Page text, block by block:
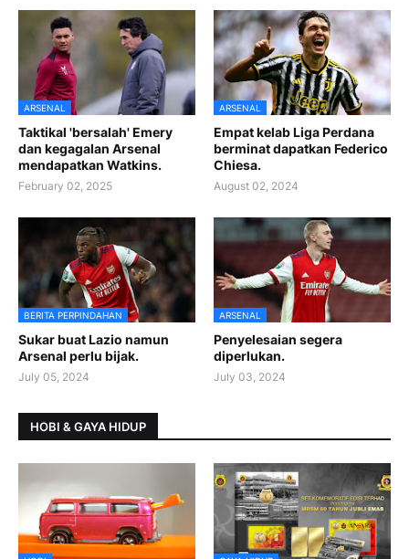
ARSENAL
Taktikal 'bersalah' Emery
dan kegagalan Arsenal
mendapatkan Watkins.
February 02, 2025
ARSENAL
Empat kelab Liga Perdana
berminat dapatkan Federico
Chiesa.
August 02, 2024
BERITA PERPINDAHAN
Sukar buat Lazio namun
Arsenal perlu bijak.
July 05, 2024
ARSENAL
Penyelesaian segera
diperlukan.
July 03, 2024
HOBI & GAYA HIDUP